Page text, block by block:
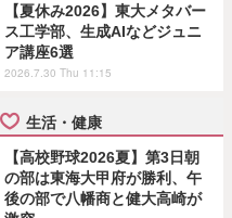
【夏休み2026】東大メタバー
ス工学部、生成AIなどジュニ
ア講座6選
2026.7.30 Thu 11:15
生活・健康
【高校野球2026夏】第3日朝
の部は東海大甲府が勝利、午
後の部で八幡商と健大高崎が